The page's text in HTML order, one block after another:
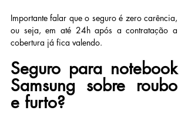
Importante falar que o seguro é zero carência,
ou seja, em até 24h após a contratação a
cobertura já fica valendo.
Seguro para notebook
Samsung sobre roubo
e furto?